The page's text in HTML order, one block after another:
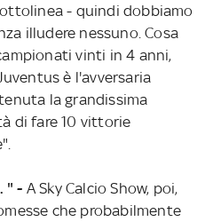
- quindi dobbiamo
illudere nessuno. Cosa
vinti in 4 anni,
è l'avversaria
la grandissima
di fare 10 vittorie
" - A Sky Calcio Show, poi,
che probabilmente